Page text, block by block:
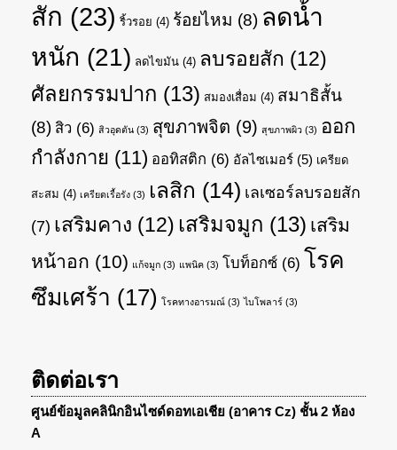
สัก (23) ริ้วรอย (4) ร้อยไหม (8) ลดน้ำ
หนัก (21) ลดไขมัน (4) ลบรอยสัก (12)
ศัลยกรรมปาก (13) สมองเสื่อม (4) สมาธิสั้น
(8) สิว (6) สิวอุดตัน (3) สุขภาพจิต (9) สุขภาพผิว (3) ออก
กำลังกาย (11) ออทิสติก (6) อัลไซเมอร์ (5) เครียด
สะสม (4) เครียดเรื้อรัง (3) เลสิก (14) เลเซอร์ลบรอยสัก
(7) เสริมคาง (12) เสริมจมูก (13) เสริม
หน้าอก (10) แก้จมูก (3) แพนิค (3) โบท็อกซ์ (6) โรค
ซึมเศร้า (17) โรคทางอารมณ์ (3) ไบโพลาร์ (3)
ติดต่อเรา
ศูนย์ข้อมูลคลินิกอินไซด์ดอทเอเชีย (อาคาร Cz) ชั้น 2 ห้อง
A